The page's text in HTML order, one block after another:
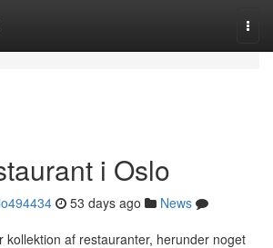
i Oslo
53 days ago
News
kollektion af restauranter, herunder noget